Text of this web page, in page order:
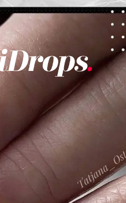
https://danidrops.com.br/category/tendencia-de-unhas/